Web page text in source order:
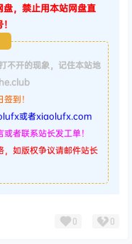
，禁止用本站网盘直
不开的现象，记住本站地
到！
或者xiaolufx.com
者联系站长发工单！
如版权争议请邮件站长
0 0